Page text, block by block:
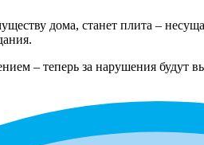
дома, станет плита –
– теперь за нарушения будут